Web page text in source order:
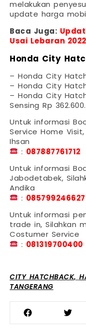
melakukan
update harga
Baca Juga:
Usai Lebaran 2022
Honda City
– Honda City
– Honda City
– Honda City
Sensing Rp
Untuk informasi
Service Home
Ihsan
: 087887761712
Untuk informasi
Jabodetabek,
Andika
: 085799246627
Untuk informasi
trade in, Silahkan
Costumer Service
: 081319700400
CITY HATCHBACK,
TANGERANG